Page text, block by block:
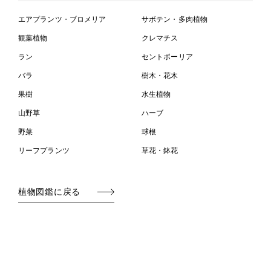
エアプランツ・ブロメリア サボテン・多肉植物
観葉植物 クレマチス
ラン セントポーリア
バラ 樹木・花木
果樹 水生植物
山野草 ハーブ
野菜 球根
リーフプランツ 草花・鉢花
植物図鑑に戻る